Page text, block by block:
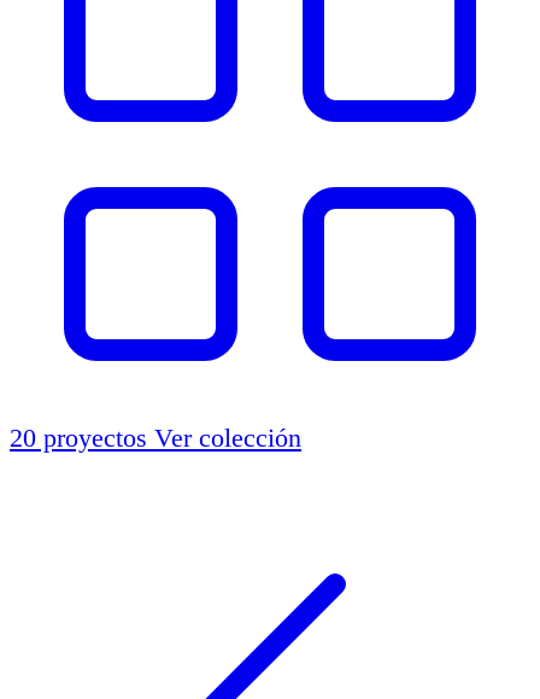
20 proyectos Ver colección